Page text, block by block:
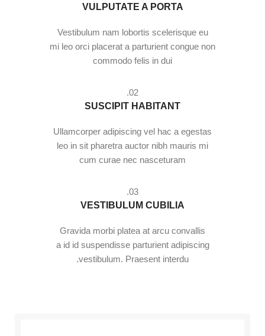
VULPUTATE A PORTA
Vestibulum nam lobortis scelerisque eu
mi leo orci placerat a parturient congue non
commodo felis in dui
02.
SUSCIPIT HABITANT
Ullamcorper adipiscing vel hac a egestas
leo in sit pharetra auctor nibh mauris mi
cum curae nec nasceturam
03.
VESTIBULUM CUBILIA
Gravida morbi platea at arcu convallis
a id id suspendisse parturient adipiscing
vestibulum. Praesent interdu.